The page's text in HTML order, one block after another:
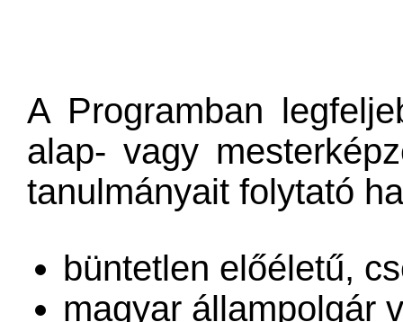
A Programban
alap- vagy
tanulmányait folytató
büntetlen előéletű,
magyar állampolgár